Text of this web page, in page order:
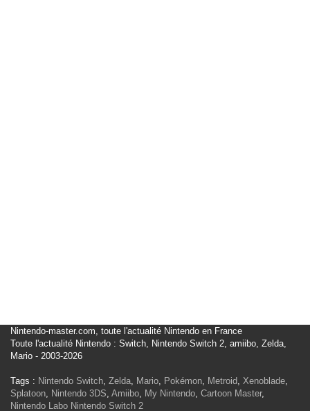
Nintendo-master.com, toute l'actualité Nintendo en France
Toute l'actualité Nintendo : Switch, Nintendo Switch 2, amiibo, Zelda,
Mario - 2003-2026
Tags : Nintendo Switch, Zelda, Mario, Pokémon, Metroid, Xenoblade,
Splatoon, Nintendo 3DS, Amiibo, My Nintendo, Cartoon Master,
Nintendo Labo Nintendo Switch 2